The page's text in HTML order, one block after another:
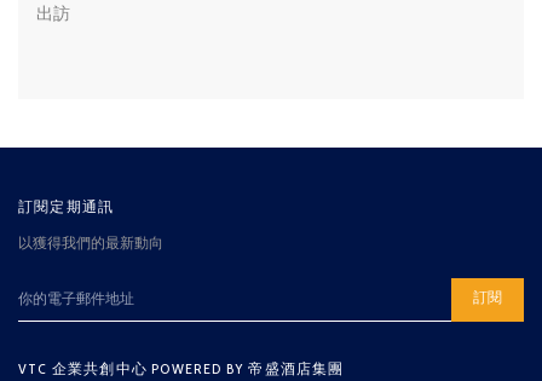
出訪
訂閱定期通訊
以獲得我們的最新動向
訂閱
VTC 企業共創中心 POWERED BY 帝盛酒店集團